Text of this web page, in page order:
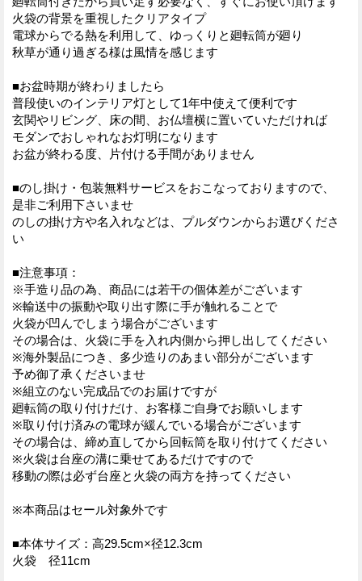
火袋の背景を重視したクリアタイプ
電球からでる熱を利用して、ゆっくりと廻転筒が廻り
秋草が通り過ぎる様は風情を感じます
■お盆時期が終わりましたら
普段使いのインテリア灯として1年中使えて便利です
玄関やリビング、床の間、お仏壇横に置いていただければ
モダンでおしゃれなお灯明になります
お盆が終わる度、片付ける手間がありません
■のし掛け・包装無料サービスをおこなっておりますので、
是非ご利用下さいませ
のしの掛け方や名入れなどは、プルダウンからお選びくださ
い
■注意事項：
※手造り品の為、商品には若干の個体差がございます
※輸送中の振動や取り出す際に手が触れることで
火袋が凹んでしまう場合がございます
その場合は、火袋に手を入れ内側から押し出してください
※海外製品につき、多少造りのあまい部分がございます
予め御了承くださいませ
※組立のない完成品でのお届けですが
廻転筒の取り付けだけ、お客様ご自身でお願いします
※取り付け済みの電球が緩んでいる場合がございます
その場合は、締め直してから回転筒を取り付けてください
※火袋は台座の溝に乗せてあるだけですので
移動の際は必ず台座と火袋の両方を持ってください
※本商品はセール対象外です
■本体サイズ：高29.5cm×径12.3cm
火袋 径11cm